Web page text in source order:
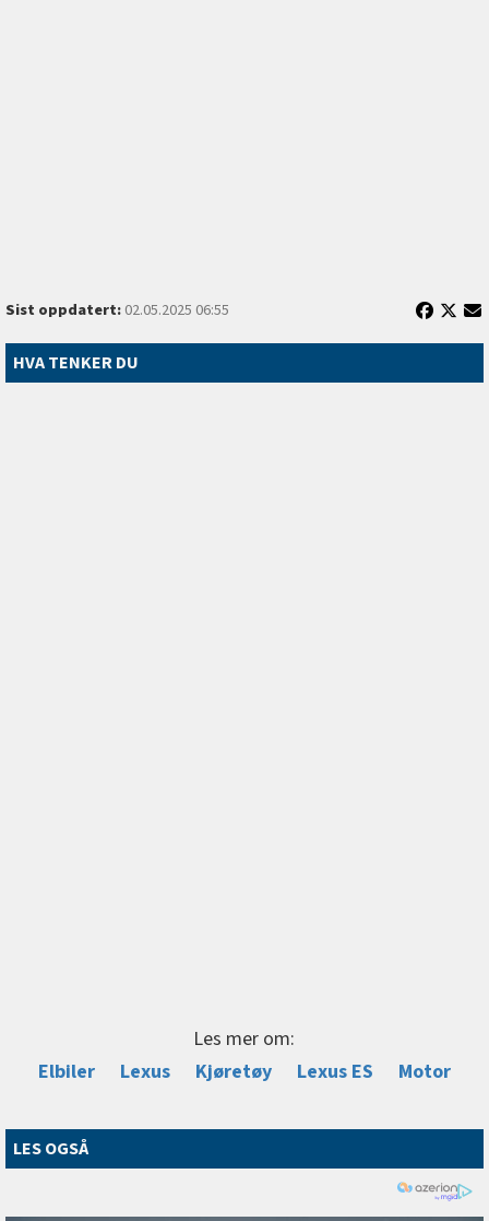
Sist oppdatert:02.05.2025 06:55
HVA TENKER DU
Les mer om:
Elbiler
Lexus Kjøretøy Lexus ES Motor
LES OGSÅ